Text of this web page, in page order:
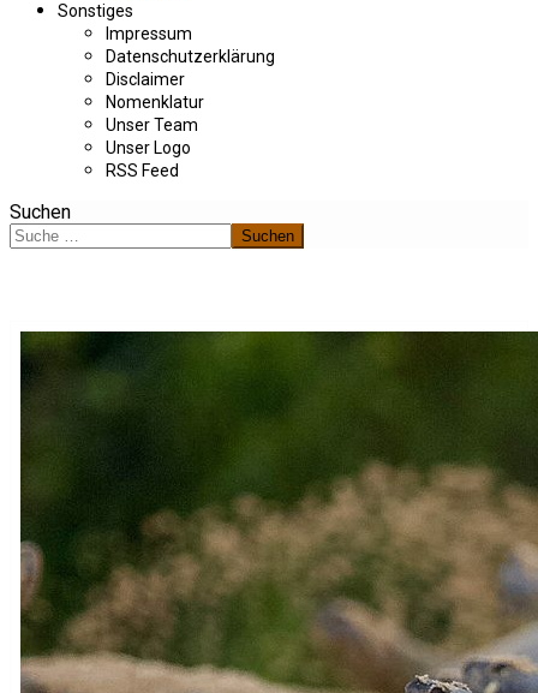
Sonstiges
Impressum
Datenschutzerklärung
Disclaimer
Nomenklatur
Unser Team
Unser Logo
RSS Feed
Suchen
Suchen